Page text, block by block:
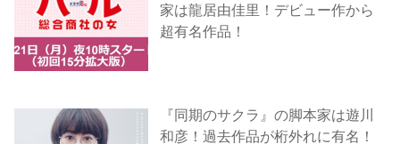
家は龍居由佳里！デビュー作から
超有名作品！
『同期のサクラ』の脚本家は遊川
和彦！過去作品が桁外れに有名！